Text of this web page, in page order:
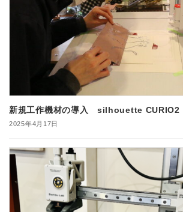
新規工作機材の導入 silhouette CURIO2
2025年4月17日